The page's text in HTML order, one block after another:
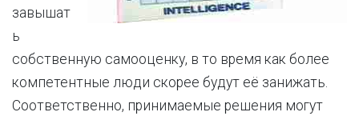
завышат
ь
собственную самооценку, в то время как более
компетентные люди скорее будут её занижать.
Соответственно, принимаемые решения могут